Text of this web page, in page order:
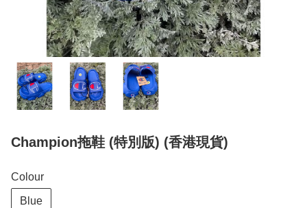
Champion拖鞋 (特別版) (香港現貨)
Colour
Blue